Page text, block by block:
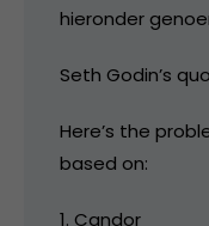
hieronder
Seth Godin’s
Here’s the
based on:
1. Candor